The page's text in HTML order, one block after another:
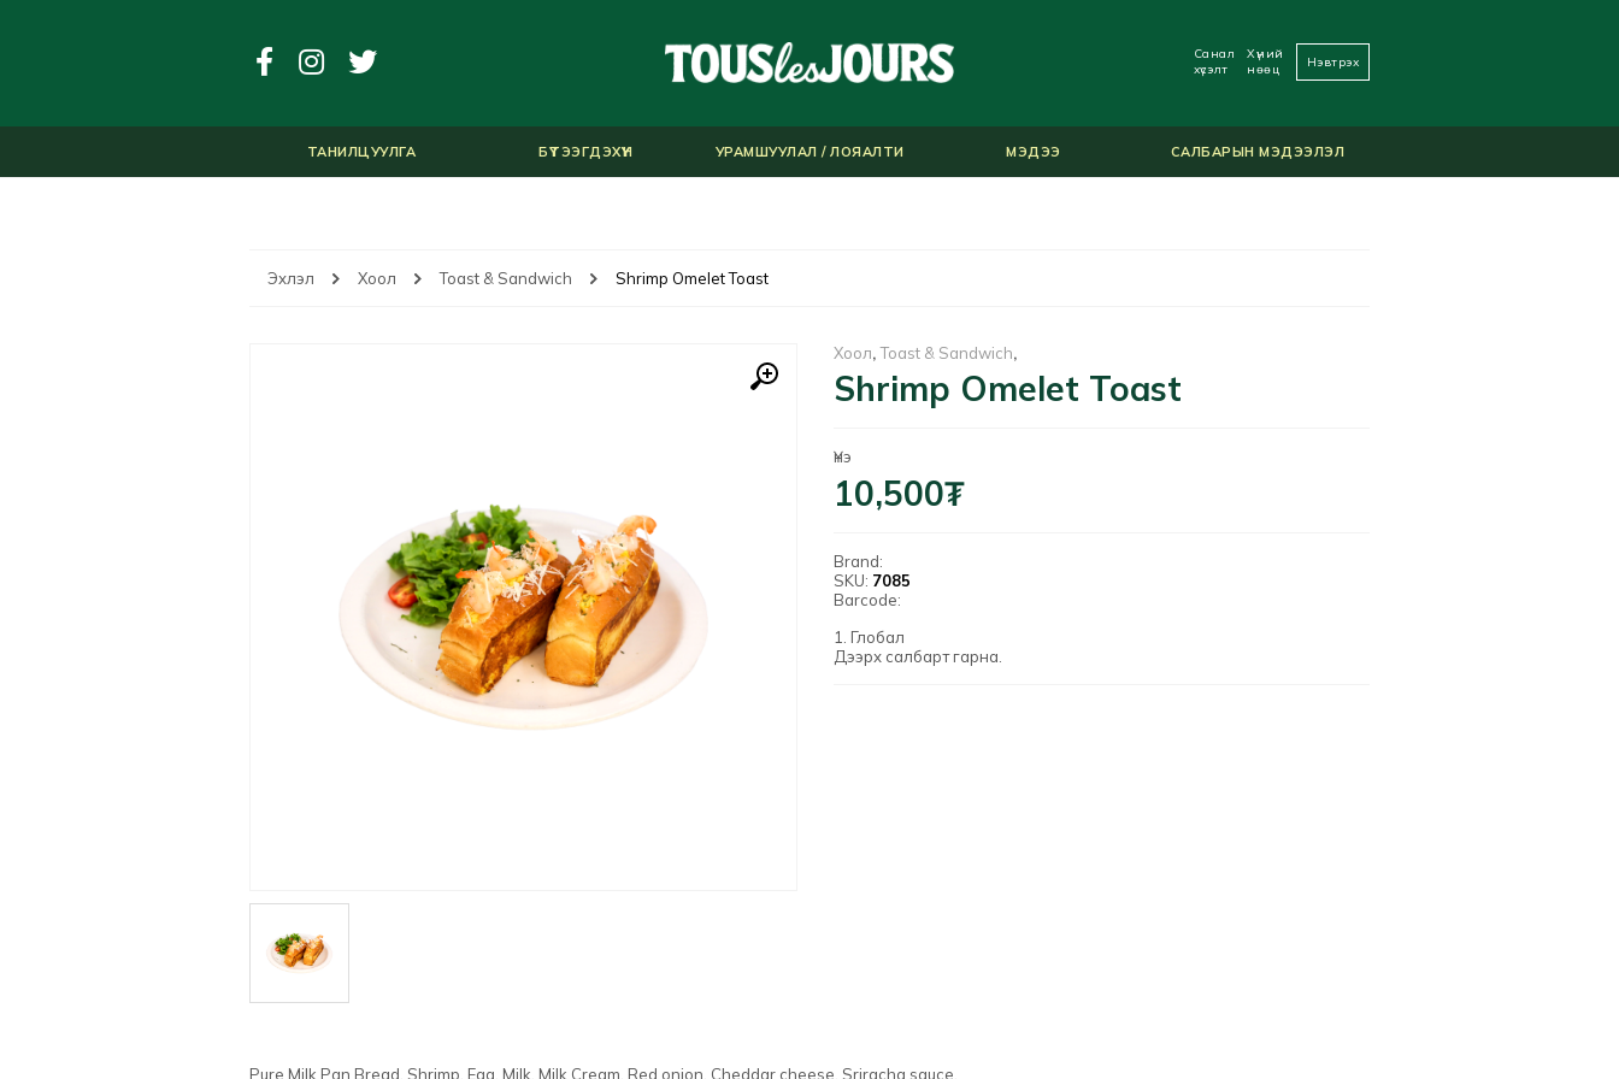
Санал
хүсэлт
Хүний
нөөц
Нэвтрэх
ТАНИЛЦУУЛГА БҮТЭЭГДЭХҮҮН УРАМШУУЛАЛ / ЛОЯАЛТИ МЭДЭЭ САЛБАРЫН МЭДЭЭЛЭЛ
Эхлэл Хоол Toast & Sandwich Shrimp Omelet Toast
Хоол,Toast & Sandwich,
Shrimp Omelet Toast
Үнэ
10,500₮
Brand:
SKU: 7085
Barcode:
1. Глобал
Дээрх салбарт гарна.
Pure Milk Pan Bread, Shrimp, Egg, Milk, Milk Cream, Red onion, Cheddar cheese, Sriracha sauce.